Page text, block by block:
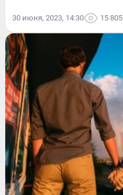
30 июня, 2023, 14:30 15 805